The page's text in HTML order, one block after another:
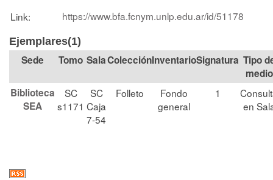
Link: https://www.bfa.fcnym.unlp.edu.ar/id/51178
Ejemplares(1)
Tomo SalaColección Signatura Tipo
medio
Biblioteca
SEA
SC
s1171
SC
Caja
7-54
Folleto
Fondo
general
1
en